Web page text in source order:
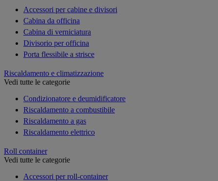
Accessori per cabine e divisori
Cabina da officina
Cabina di verniciatura
Divisorio per officina
Porta flessibile a strisce
Riscaldamento e climatizzazione
Vedi tutte le categorie
Condizionatore e deumidificatore
Riscaldamento a combustibile
Riscaldamento a gas
Riscaldamento elettrico
Roll container
Vedi tutte le categorie
Accessori per roll-container